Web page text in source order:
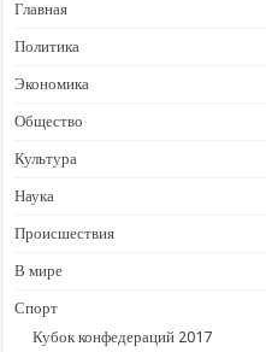
Главная
Политика
Экономика
Общество
Культура
Наука
Происшествия
В мире
Спорт
Кубок конфедераций 2017